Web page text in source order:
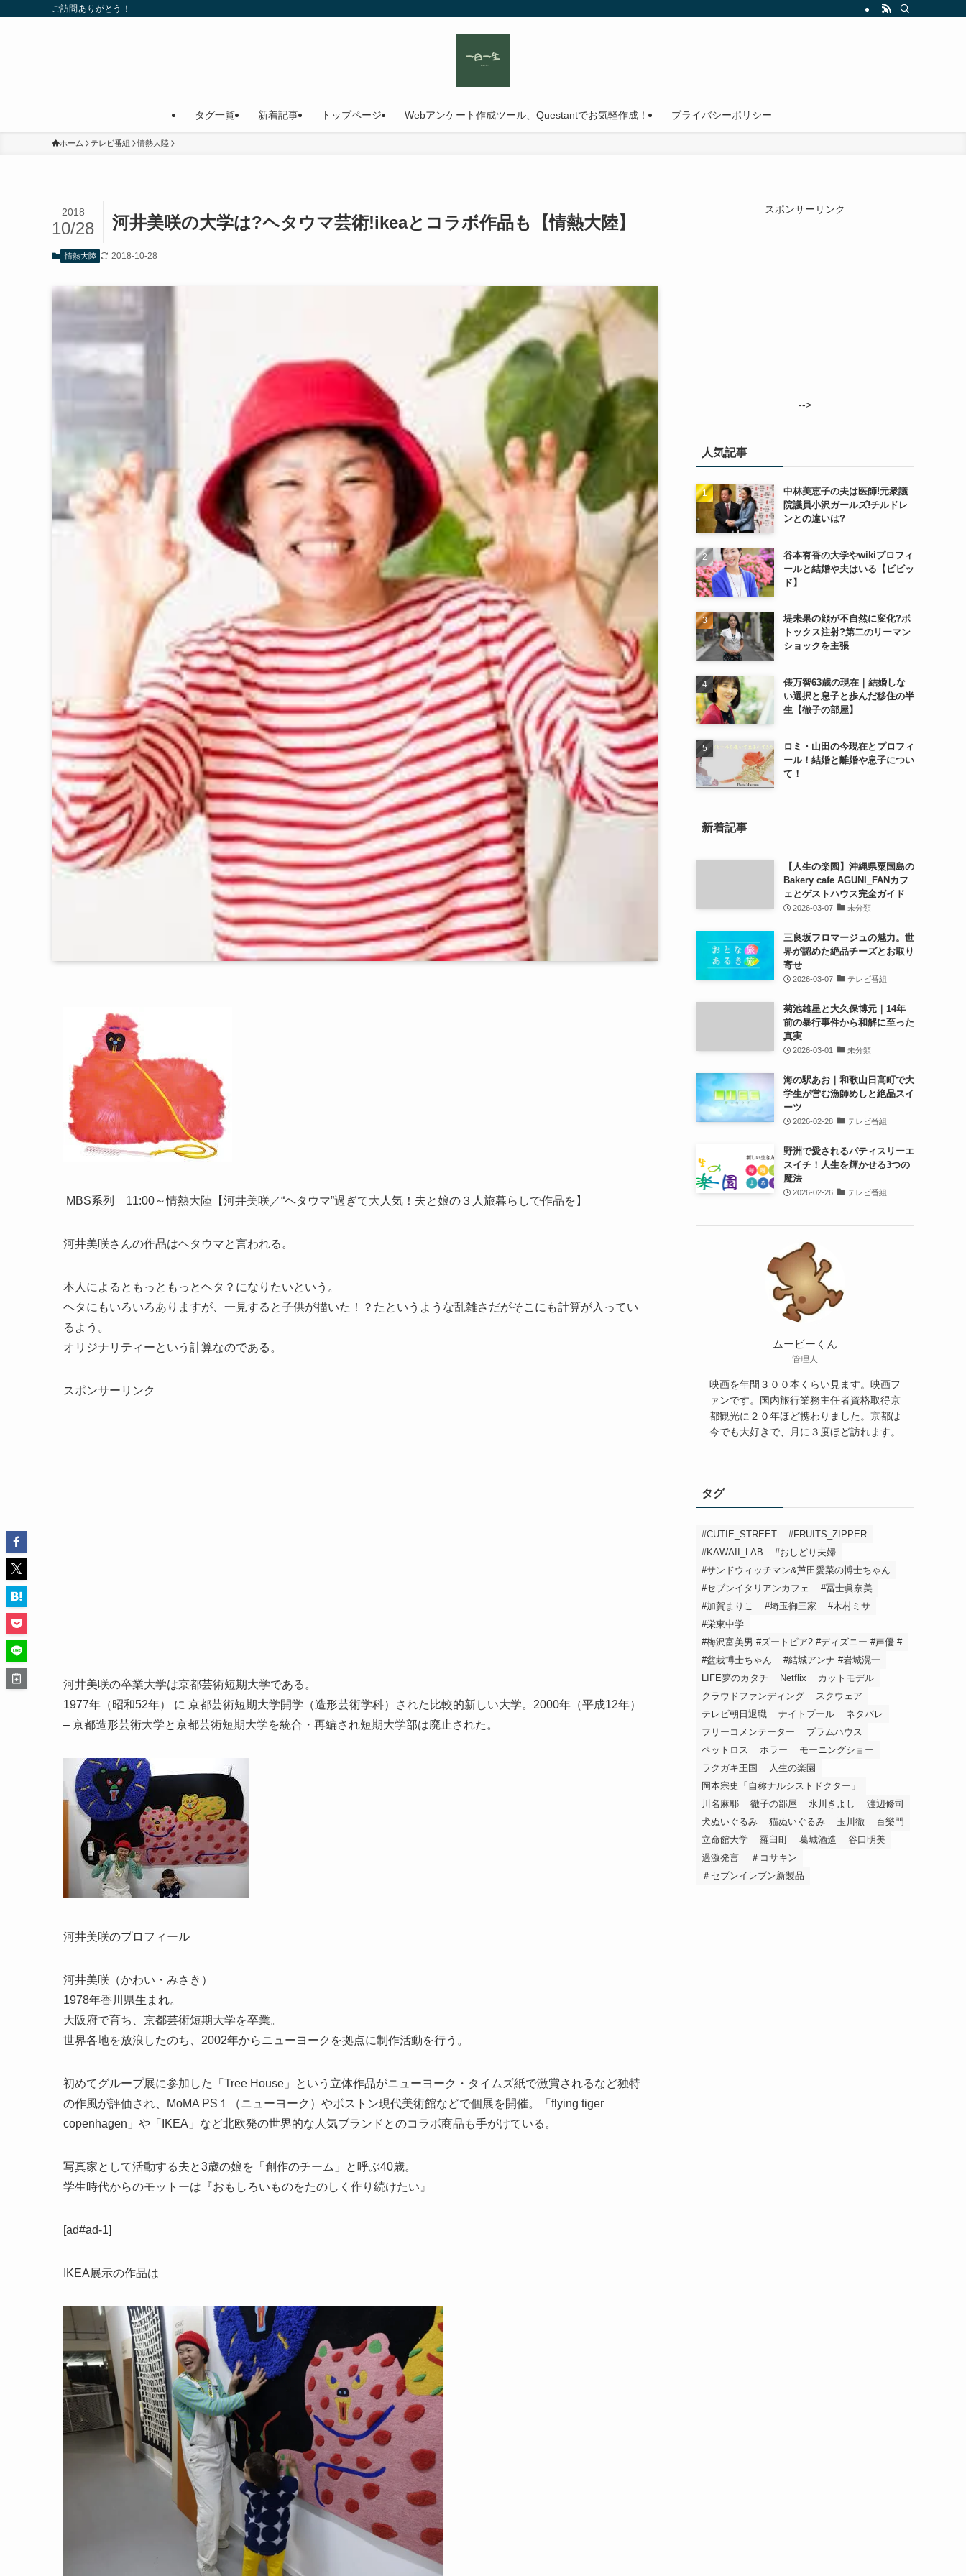
ご訪問ありがとう！
タグ一覧 新着記事 トップページ Webアンケート作成ツール、Questantでお気軽作成！ プライバシーポリシー
ホーム テレビ番組 情熱大陸
河井美咲の大学は?ヘタウマ芸術!ikeaとコラボ作品も【情熱大陸】
2018
10/28
情熱大陸 2018-10-28
MBS系列 11:00～情熱大陸【河井美咲 ／“ヘタウマ”過ぎて大人 気！夫と娘の ３人旅暮らしで作品を】
河井美咲さんの作品はヘタウマと言われる。
本人によるともっともっとヘタ？になりたいという。
ヘタにもいろいろありますが、一見すると子供が描いた！？たというような乱雑さだがそこにも計算が入ってい
るよう。
オリジナリティーという計算なのである。
スポンサーリンク
河井美咲の卒業大学は京都芸術短期大学である。
1977年（昭和52年） に 京都芸術短期大学開学（造形芸術学科）された比較的新しい大学。2000年（平成12年）
– 京都造形芸術大学と京都芸術短期大学を統合・再編され短期大学部は廃止された。
河井美咲のプロフィール
河井美咲（かわい・みさき）
1978年香川県生まれ。
大阪府で育ち、京都芸術短期大学を卒業。
世界各地を放浪したのち、2002年からニューヨークを拠点に制作活動を行う。
初めてグループ展に参加した「Tree House」という立体作品がニューヨーク・タイムズ紙で激賞されるなど独特
の作風が評価され、MoMA PS１（ニューヨーク）やボストン現代美術館などで個展を開催。「flying tiger
copenhagen」や「IKEA」など北欧発の世界的な人気ブランドとのコラボ商品も手がけている。
写真家として活動する夫と3歳の娘を「創作のチーム」と呼ぶ40歳。
学生時代からのモットーは『おもしろいものをたのしく作り続けたい』
[ad#ad-1]
IKEA展示の作品は
スポンサーリンク
-->
人気記事
中林美恵子の夫は医師!元衆議
院議員小沢ガールズ!チルドレ
ンとの違いは?
谷本有香の大学やwikiプロフィ
ールと結婚や夫はいる【ビビッ
ド】
堤未果の顔が不自然に変化?ボ
トックス注射?第二のリーマン
ショックを主張
俵万智63歳の現在｜結婚しな
い選択と息子と歩んだ移住の半
生【徹子の部屋】
ロミ・山田の今現在とプロフィ
ール！結婚と離婚や息子につい
て！
新着記事
【人生の楽園】沖縄県粟国島の
Bakery cafe AGUNI_FANカフ
ェとゲストハウス完全ガイド
2026-03-07 未分類
三良坂フロマージュの魅力。世
界が認めた絶品チーズとお取り
寄せ
2026-03-07 テレビ番組
菊池雄星と大久保博元｜14年
前の暴行事件から和解に至った
真実
2026-03-01 未分類
海の駅あお｜和歌山日高町で大
学生が営む漁師めしと絶品スイ
ーツ
2026-02-28 テレビ番組
野洲で愛されるパティスリーエ
スイチ！人生を輝かせる3つの
魔法
2026-02-26 テレビ番組
ムービーくん
管理人
映画を年間３００本くらい見ます。映画フ
ァンです。国内旅行業務主任者資格取得京
都観光に２０年ほど携わりました。京都は
今でも大好きで、月に３度ほど訪れます。
タグ
#CUTIE_STREET
#FRUITS_ZIPPER
#KAWAII_LAB
#おしどり夫婦
#サンドウィッチマン&芦田愛菜の博士ちゃん
#セブンイタリアンカフェ
#冨士眞奈美
#加賀まりこ
#埼玉御三家
#木村ミサ
#栄東中学
#梅沢富美男 #ズートピア2 #ディズニー #声優 #
#盆栽博士ちゃん
#結城アンナ #岩城滉一
LIFE夢のカタチ
Netflix
カットモデル
クラウドファンディング
スクウェア
テレビ朝日退職
ナイトプール
ネタバレ
フリーコメンテーター
ブラムハウス
ペットロス
ホラー
モーニングショー
ラクガキ王国
人生の楽園
岡本宗史「自称ナルシストドクター」
川名麻耶
徹子の部屋 氷川きよし
渡辺修司
犬ぬいぐるみ
猫ぬいぐるみ 玉川徹
百樂門
立命館大学
羅臼町 葛城酒造
谷口明美
過激発言
＃コサキン
＃セブンイレブン新製品